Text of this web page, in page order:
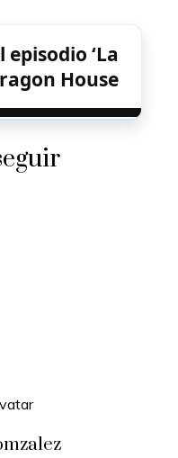
‘La
House